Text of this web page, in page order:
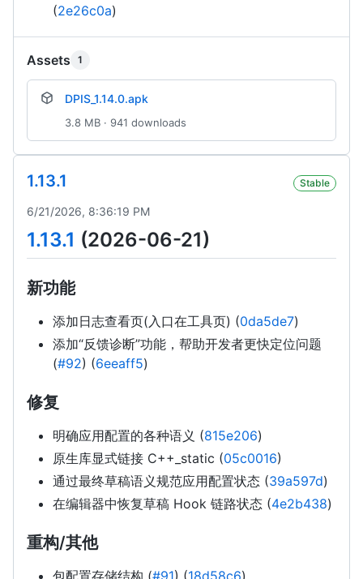
(2e26c0a)
Assets 1
DPIS_1.14.0.apk
3.8 MB · 941 downloads
1.13.1 Stable
6/21/2026, 8:36:19 PM
1.13.1 (2026-06-21)
新功能
添加日志查看页(入口在工具页) (0da5de7)
添加“反馈诊断”功能，帮助开发者更快定位问题
(#92) (6eeaff5)
修复
明确应用配置的各种语义 (815e206)
原生库显式链接 C++_static (05c0016)
通过最终草稿语义规范应用配置状态 (39a597d)
在编辑器中恢复草稿 Hook 链路状态 (4e2b438)
重构/其他